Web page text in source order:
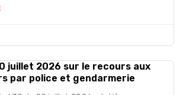
juillet 2026 sur le recours aux
par police et gendarmerie